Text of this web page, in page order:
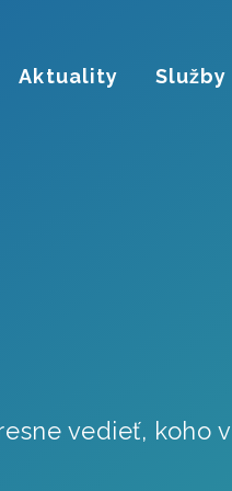
Aktuality Služby
vedieť, koho v